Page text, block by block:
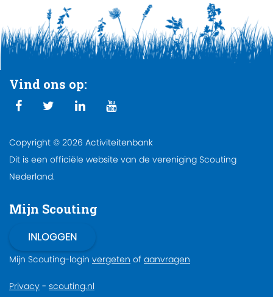
Vind ons op:
Copyright © 2026 Activiteitenbank
Dit is een officiële website van de vereniging Scouting
Nederland.
Mijn Scouting
Mijn Scouting-login vergeten of aanvragen
Privacy - scouting.nl